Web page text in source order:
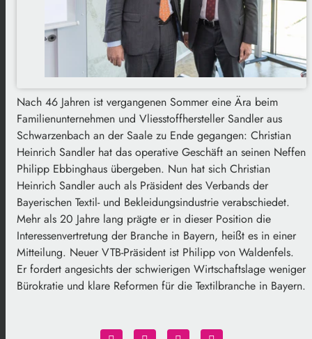
Nach 46 Jahren ist vergangenen Sommer eine Ära beim
Familienunternehmen und Vliesstoffhersteller Sandler aus
Schwarzenbach an der Saale zu Ende gegangen: Christian
Heinrich Sandler hat das operative Geschäft an seinen Neffen
Philipp Ebbinghaus übergeben. Nun hat sich Christian
Heinrich Sandler auch als Präsident des Verbands der
Bayerischen Textil- und Bekleidungsindustrie verabschiedet.
Mehr als 20 Jahre lang prägte er in dieser Position die
Interessenvertretung der Branche in Bayern, heißt es in einer
Mitteilung. Neuer VTB-Präsident ist Philipp von Waldenfels.
Er fordert angesichts der schwierigen Wirtschaftslage weniger
Bürokratie und klare Reformen für die Textilbranche in Bayern.